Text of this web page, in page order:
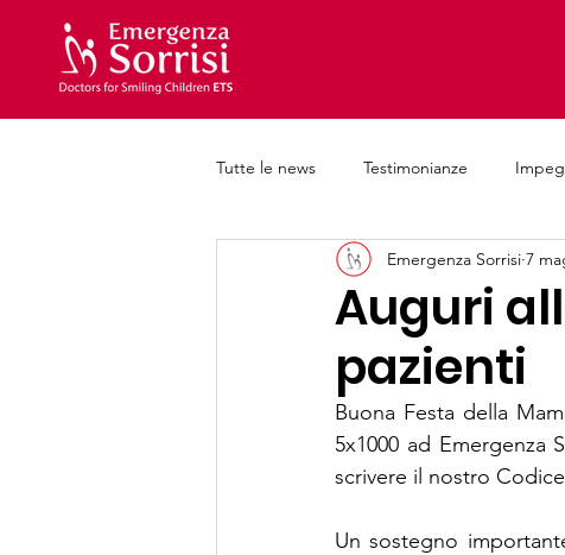
Tutte le news Testimonianze
Iniziative e progetti Formazione
Auguri
pazienti
Emergenza Sorrisi 7
Buona Festa della
5x1000 ad Emergenza
scrivere il nostro
Un sostegno